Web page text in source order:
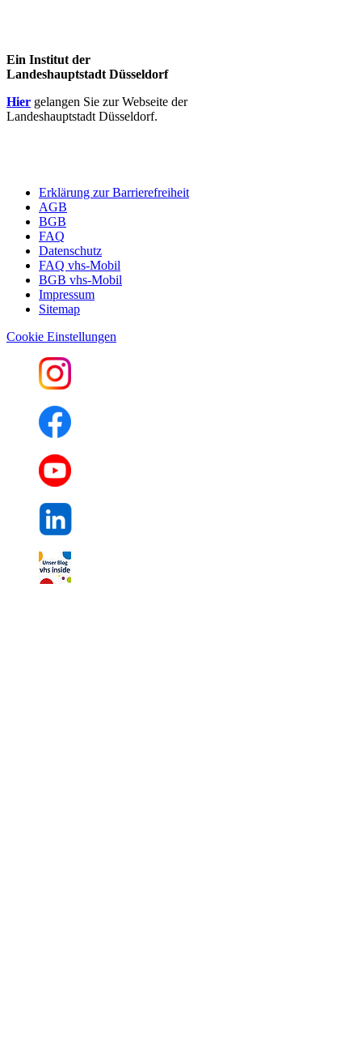
Ein Institut der
Landeshauptstadt Düsseldorf
Hier gelangen Sie zur Webseite der
Landeshauptstadt Düsseldorf.
Erklärung zur Barrierefreiheit
AGB
BGB
FAQ
Datenschutz
FAQ vhs-Mobil
BGB vhs-Mobil
Impressum
Sitemap
Cookie Einstellungen